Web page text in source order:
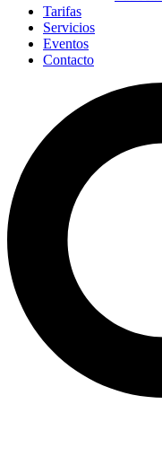
Tarifas
Servicios
Eventos
Contacto